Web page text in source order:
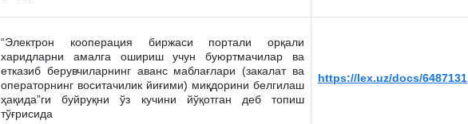
“Электрон кооперация биржаси портали орқали
харидларни амалга ошириш учун буюртмачилар ва
етказиб берувчиларнинг аванс маблағлари (закалат ва
операторнинг воситачилик йиғими) миқдорини белгилаш
ҳақида”ги буйруқни ўз кучини йўқотган деб топиш
тўғрисида
https://lex.uz/docs/6487131